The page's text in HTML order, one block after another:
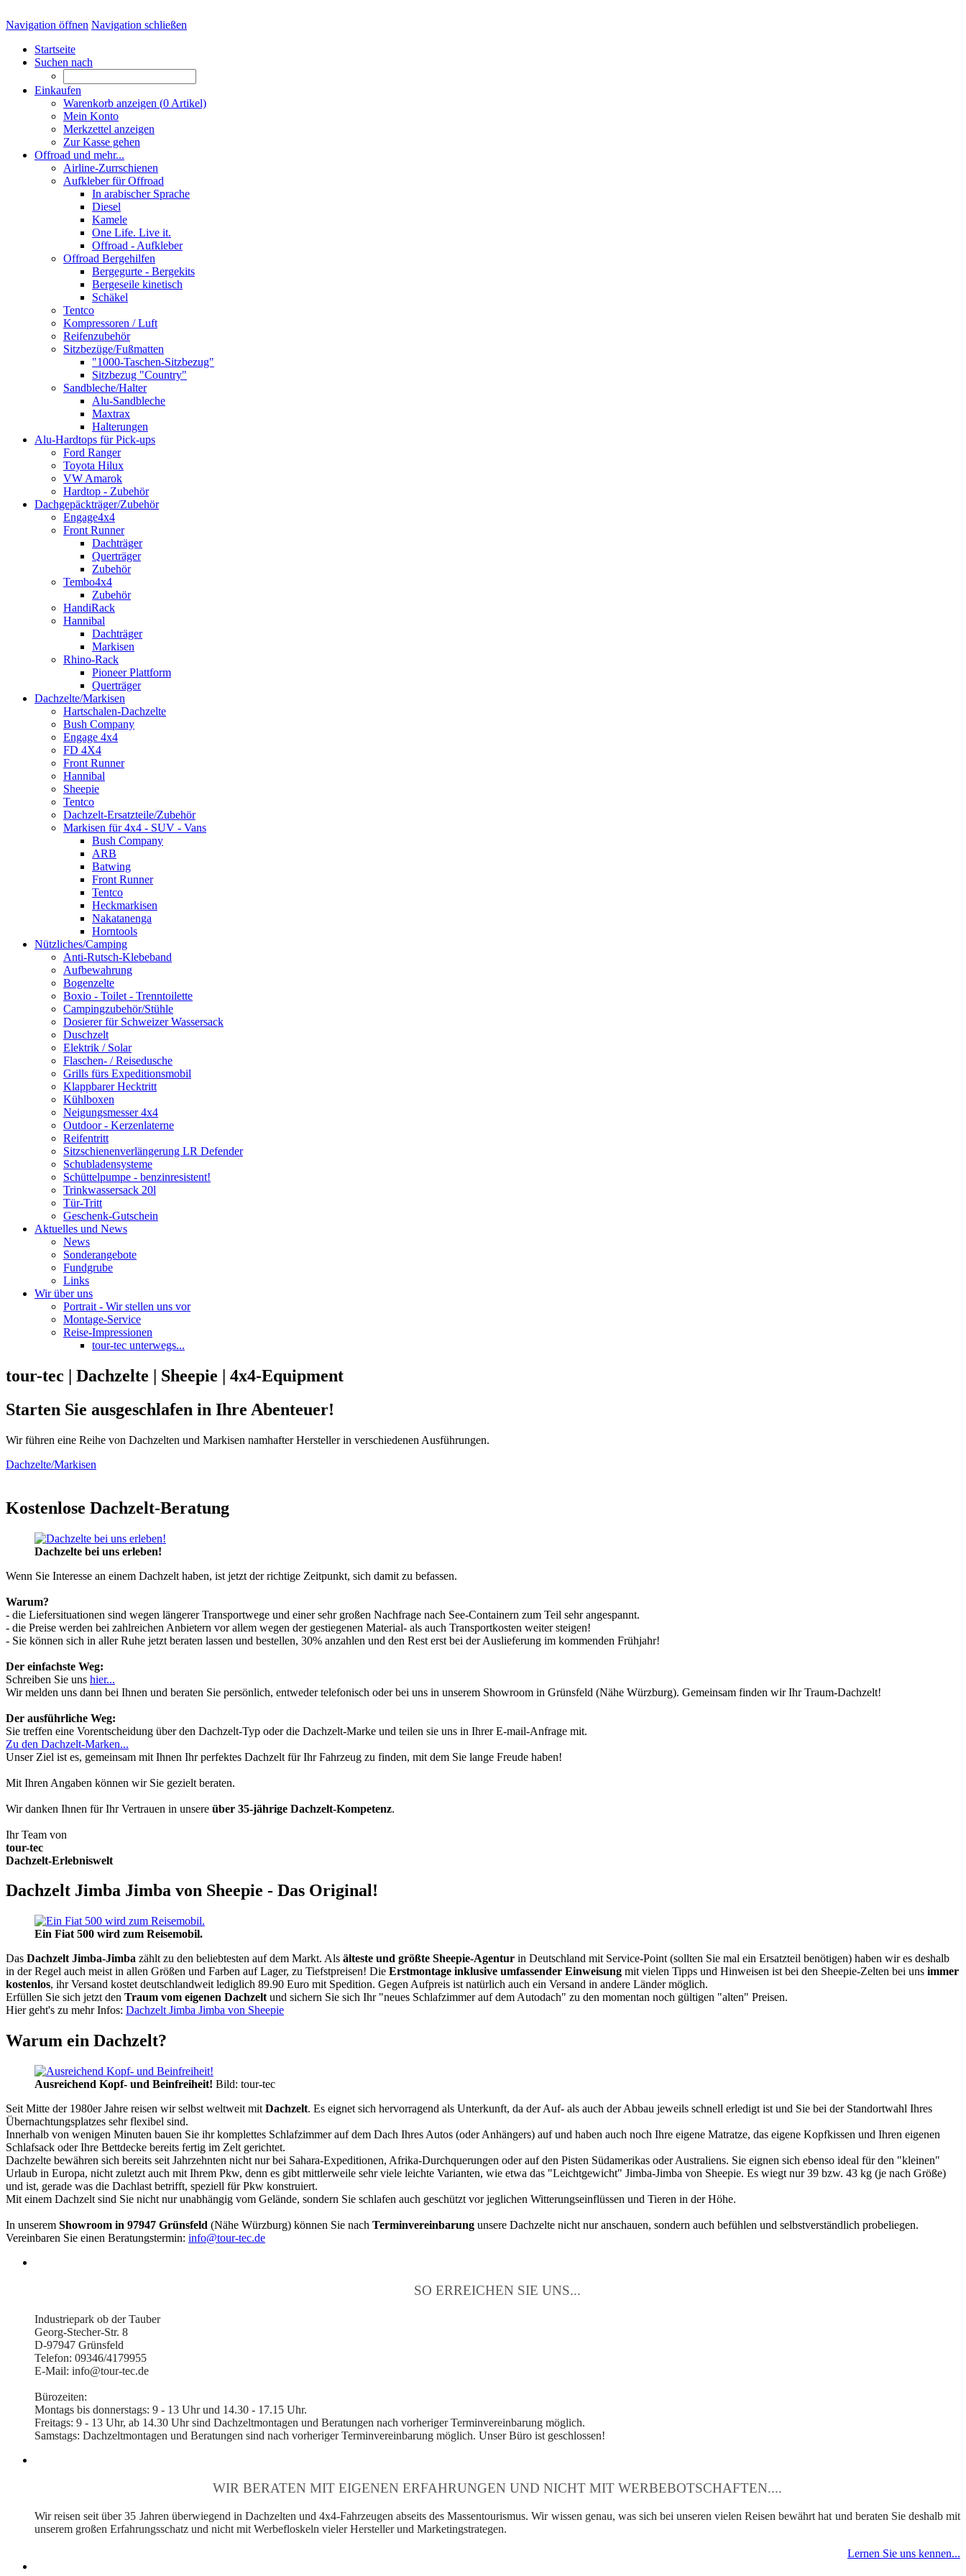
Navigation öffnen Navigation schließen
Startseite
Suchen nach
Einkaufen
Warenkorb anzeigen (0 Artikel)
Mein Konto
Merkzettel anzeigen
Zur Kasse gehen
Offroad und mehr...
Airline-Zurrschienen
Aufkleber für Offroad
In arabischer Sprache
Diesel
Kamele
One Life. Live it.
Offroad - Aufkleber
Offroad Bergehilfen
Bergegurte - Bergekits
Bergeseile kinetisch
Schäkel
Tentco
Kompressoren / Luft
Reifenzubehör
Sitzbezüge/Fußmatten
"1000-Taschen-Sitzbezug"
Sitzbezug "Country"
Sandbleche/Halter
Alu-Sandbleche
Maxtrax
Halterungen
Alu-Hardtops für Pick-ups
Ford Ranger
Toyota Hilux
VW Amarok
Hardtop - Zubehör
Dachgepäckträger/Zubehör
Engage4x4
Front Runner
Dachträger
Querträger
Zubehör
Tembo4x4
Zubehör
HandiRack
Hannibal
Dachträger
Markisen
Rhino-Rack
Pioneer Plattform
Querträger
Dachzelte/Markisen
Hartschalen-Dachzelte
Bush Company
Engage 4x4
FD 4X4
Front Runner
Hannibal
Sheepie
Tentco
Dachzelt-Ersatzteile/Zubehör
Markisen für 4x4 - SUV - Vans
Bush Company
ARB
Batwing
Front Runner
Tentco
Heckmarkisen
Nakatanenga
Horntools
Nützliches/Camping
Anti-Rutsch-Klebeband
Aufbewahrung
Bogenzelte
Boxio - Toilet - Trenntoilette
Campingzubehör/Stühle
Dosierer für Schweizer Wassersack
Duschzelt
Elektrik / Solar
Flaschen- / Reisedusche
Grills fürs Expeditionsmobil
Klappbarer Hecktritt
Kühlboxen
Neigungsmesser 4x4
Outdoor - Kerzenlaterne
Reifentritt
Sitzschienenverlängerung LR Defender
Schubladensysteme
Schüttelpumpe - benzinresistent!
Trinkwassersack 20l
Tür-Tritt
Geschenk-Gutschein
Aktuelles und News
News
Sonderangebote
Fundgrube
Links
Wir über uns
Portrait - Wir stellen uns vor
Montage-Service
Reise-Impressionen
tour-tec unterwegs...
tour-tec | Dachzelte | Sheepie | 4x4-Equipment
Starten Sie ausgeschlafen in Ihre Abenteuer!
Wir führen eine Reihe von Dachzelten und Markisen namhafter Hersteller in verschiedenen Ausführungen.
Dachzelte/Markisen
Kostenlose Dachzelt-Beratung
Dachzelte bei uns erleben!
Wenn Sie Interesse an einem Dachzelt haben, ist jetzt der richtige Zeitpunkt, sich damit zu befassen.
Warum?
- die Liefersituationen sind wegen längerer Transportwege und einer sehr großen Nachfrage nach See-Containern zum Teil sehr angespannt.
- die Preise werden bei zahlreichen Anbietern vor allem wegen der gestiegenen Material- als auch Transportkosten weiter steigen!
- Sie können sich in aller Ruhe jetzt beraten lassen und bestellen, 30% anzahlen und den Rest erst bei der Auslieferung im kommenden Frühjahr!
Der einfachste Weg:
Schreiben Sie uns hier...
Wir melden uns dann bei Ihnen und beraten Sie persönlich, entweder telefonisch oder bei uns in unserem Showroom in Grünsfeld (Nähe Würzburg). Gemeinsam finden wir Ihr Traum-Dachzelt!
Der ausführliche Weg:
Sie treffen eine Vorentscheidung über den Dachzelt-Typ oder die Dachzelt-Marke und teilen sie uns in Ihrer E-mail-Anfrage mit.
Zu den Dachzelt-Marken...
Unser Ziel ist es, gemeinsam mit Ihnen Ihr perfektes Dachzelt für Ihr Fahrzeug zu finden, mit dem Sie lange Freude haben!
Mit Ihren Angaben können wir Sie gezielt beraten.
Wir danken Ihnen für Ihr Vertrauen in unsere über 35-jährige Dachzelt-Kompetenz.
Ihr Team von
tour-tec
Dachzelt-Erlebniswelt
Dachzelt Jimba Jimba von Sheepie - Das Original!
Ein Fiat 500 wird zum Reisemobil.
Das Dachzelt Jimba-Jimba zählt zu den beliebtesten auf dem Markt. Als älteste und größte Sheepie-Agentur in Deutschland mit Service-Point (sollten Sie mal ein Ersatzteil benötigen) haben wir es deshalb
in der Regel auch meist in allen Größen und Farben auf Lager, zu Tiefstpreisen! Die Erstmontage inklusive umfassender Einweisung mit vielen Tipps und Hinweisen ist bei den Sheepie-Zelten bei uns immer
kostenlos, ihr Versand kostet deutschlandweit lediglich 89.90 Euro mit Spedition. Gegen Aufpreis ist natürlich auch ein Versand in andere Länder möglich.
Erfüllen Sie sich jetzt den Traum vom eigenen Dachzelt und sichern Sie sich Ihr "neues Schlafzimmer auf dem Autodach" zu den momentan noch gültigen "alten" Preisen.
Hier geht's zu mehr Infos: Dachzelt Jimba Jimba von Sheepie
Warum ein Dachzelt?
Ausreichend Kopf- und Beinfreiheit! Bild: tour-tec
Seit Mitte der 1980er Jahre reisen wir selbst weltweit mit Dachzelt. Es eignet sich hervorragend als Unterkunft, da der Auf- als auch der Abbau jeweils schnell erledigt ist und Sie bei der Standortwahl Ihres
Übernachtungsplatzes sehr flexibel sind.
Innerhalb von wenigen Minuten bauen Sie ihr komplettes Schlafzimmer auf dem Dach Ihres Autos (oder Anhängers) auf und haben auch noch Ihre eigene Matratze, das eigene Kopfkissen und Ihren eigenen
Schlafsack oder Ihre Bettdecke bereits fertig im Zelt gerichtet.
Dachzelte bewähren sich bereits seit Jahrzehnten nicht nur bei Sahara-Expeditionen, Afrika-Durchquerungen oder auf den Pisten Südamerikas oder Australiens. Sie eignen sich ebenso ideal für den "kleinen"
Urlaub in Europa, nicht zuletzt auch mit Ihrem Pkw, denn es gibt mittlerweile sehr viele leichte Varianten, wie etwa das "Leichtgewicht" Jimba-Jimba von Sheepie. Es wiegt nur 39 bzw. 43 kg (je nach Größe)
und ist, gerade was die Dachlast betrifft, speziell für Pkw konstruiert.
Mit einem Dachzelt sind Sie nicht nur unabhängig vom Gelände, sondern Sie schlafen auch geschützt vor jeglichen Witterungseinflüssen und Tieren in der Höhe.
In unserem Showroom in 97947 Grünsfeld (Nähe Würzburg) können Sie nach Terminvereinbarung unsere Dachzelte nicht nur anschauen, sondern auch befühlen und selbstverständlich probeliegen.
Vereinbaren Sie einen Beratungstermin: info@tour-tec.de
SO ERREICHEN SIE UNS...
Industriepark ob der Tauber
Georg-Stecher-Str. 8
D-97947 Grünsfeld
Telefon: 09346/4179955
E-Mail: info@tour-tec.de
Bürozeiten:
Montags bis donnerstags: 9 - 13 Uhr und 14.30 - 17.15 Uhr.
Freitags: 9 - 13 Uhr, ab 14.30 Uhr sind Dachzeltmontagen und Beratungen nach vorheriger Terminvereinbarung möglich.
Samstags: Dachzeltmontagen und Beratungen sind nach vorheriger Terminvereinbarung möglich. Unser Büro ist geschlossen!
WIR BERATEN MIT EIGENEN ERFAHRUNGEN UND NICHT MIT WERBEBOTSCHAFTEN....
Wir reisen seit über 35 Jahren überwiegend in Dachzelten und 4x4-Fahrzeugen abseits des Massentourismus. Wir wissen genau, was sich bei unseren vielen Reisen bewährt hat und beraten Sie deshalb mit
unserem großen Erfahrungsschatz und nicht mit Werbefloskeln vieler Hersteller und Marketingstrategen.
Lernen Sie uns kennen...